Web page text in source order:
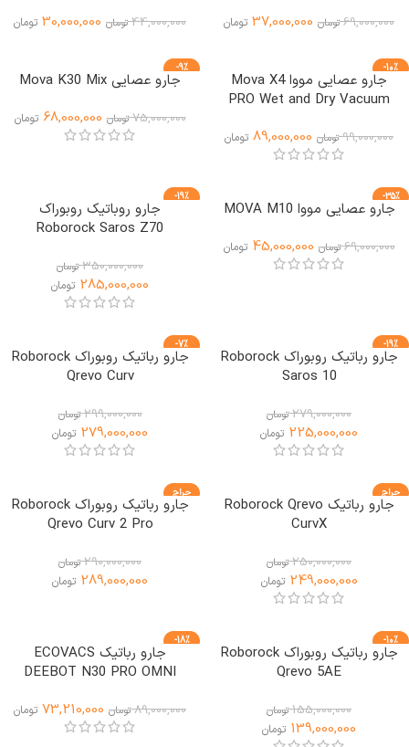
69,000,000 تومان 37,000,000 تومان 44,000,000 تومان 30,000,000 تومان
-10%
جارو عصایی مووا Mova X4
PRO Wet and Dry Vacuum
99,000,000 تومان 89,000,000 تومان
-9%
جارو عصایی Mova K30 Mix
75,000,000 تومان 68,000,000 تومان
-35%
جارو عصایی مووا MOVA M10
69,000,000 تومان 45,000,000 تومان
-19%
جارو روباتیک روبوراک
Roborock Saros Z70
350,000,000 تومان
285,000,000 تومان
-19%
جارو رباتیک روبوراک Roborock
Saros 10
279,000,000 تومان
225,000,000 تومان
-7%
ویژه
جارو رباتیک روبوراک Roborock
Qrevo Curv
299,000,000 تومان
279,000,000 تومان
حراج
جارو رباتیک Roborock Qrevo
CurvX
250,000,000 تومان
249,000,000 تومان
حراج
جارو رباتیک روبوراک Roborock
Qrevo Curv 2 Pro
290,000,000 تومان
289,000,000 تومان
-10%
ویژه
جارو رباتیک روبوراک Roborock
Qrevo 5AE
155,000,000 تومان
139,000,000 تومان
-18%
جارو رباتیک ECOVACS
DEEBOT N30 PRO OMNI
89,000,000 تومان 73,210,000 تومان